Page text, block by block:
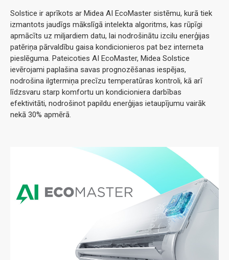
Solstice ir aprīkots ar Midea AI EcoMaster sistēmu, kurā tiek
izmantots jaudīgs mākslīgā intelekta algoritms, kas rūpīgi
apmācīts uz miljardiem datu, lai nodrošinātu izcilu enerģijas
patēriņa pārvaldību gaisa kondicionieros pat bez interneta
pieslēguma. Pateicoties AI EcoMaster, Midea Solstice
ievērojami paplašina savas prognozēšanas iespējas,
nodrošina ilgtermiņa precīzu temperatūras kontroli, kā arī
līdzsvaru starp komfortu un kondicioniera darbības
efektivitāti, nodrošinot papildu enerģijas ietaupījumu vairāk
nekā 30% apmērā.